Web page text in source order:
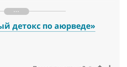
Я прямо осознанно на
умудрялась и в 22. Я поняла, что
дольше, а если раньше, то
легкие ужины, сначала в 19,
не приноровилась к ней еще.
детокс по аюрведе»